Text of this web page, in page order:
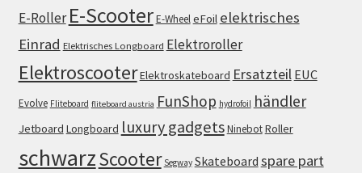
E-Roller E-ScooterE-WheeleFoil elektrisches
Einrad Elektrisches Longboard Elektroroller
ElektroscooterElektroskateboard Ersatzteil EUC
Evolve Fliteboard fliteboard austria FunShop hydrofoil händler
Jetboard Longboard luxury gadgetsNinebotRoller
schwarzScooter Segway Skateboard spare part